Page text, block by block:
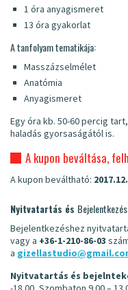
1 óra anyagismeret
13 óra gyakorlat
A tanfolyam tematikája:
Masszázselmélet
Anatómia
Anyagismeret
Egy óra kb. 50-60 percig
haladás gyorsaságától is.
A kupon beváltása,
A kupon beváltható:
Nyitvatartás és
Bejelentkezéshez
vagy a +36-1-210-86-03
a
Nyitvatartás és